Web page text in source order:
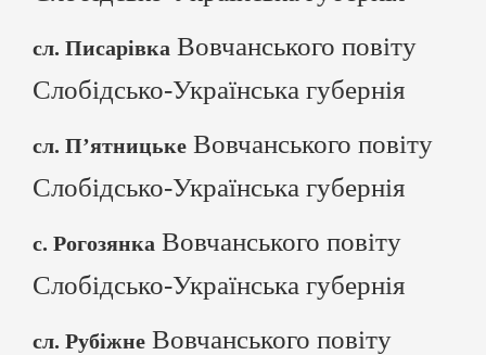
сл. Писарівка Вовчанського повіту
Слобідсько-Українська губернія
сл. П’ятницьке Вовчанського повіту
Слобідсько-Українська губернія
с. Рогозянка Вовчанського повіту
Слобідсько-Українська губернія
сл. Рубіжне Вовчанського повіту